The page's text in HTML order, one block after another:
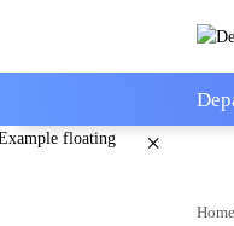
×
Home